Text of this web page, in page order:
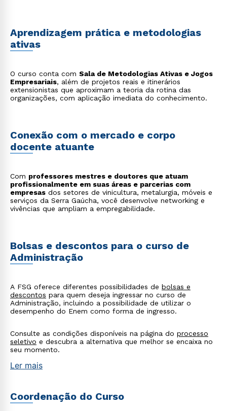
Aprendizagem prática e metodologias
ativas
O curso conta com Sala de Metodologias Ativas e Jogos
Empresariais, além de projetos reais e itinerários
extensionistas que aproximam a teoria da rotina das
organizações, com aplicação imediata do conhecimento.
Conexão com o mercado e corpo
docente atuante
Com professores mestres e doutores que atuam
profissionalmente em suas áreas e parcerias com
empresas dos setores de vinicultura, metalurgia, móveis e
serviços da Serra Gaúcha, você desenvolve networking e
vivências que ampliam a empregabilidade.
Bolsas e descontos para o curso de
Administração
A FSG oferece diferentes possibilidades de bolsas e
descontos para quem deseja ingressar no curso de
Administração, incluindo a possibilidade de utilizar o
desempenho do Enem como forma de ingresso.
Consulte as condições disponíveis na página do processo
seletivo e descubra a alternativa que melhor se encaixa no
seu momento.
Ler mais
Coordenação do Curso